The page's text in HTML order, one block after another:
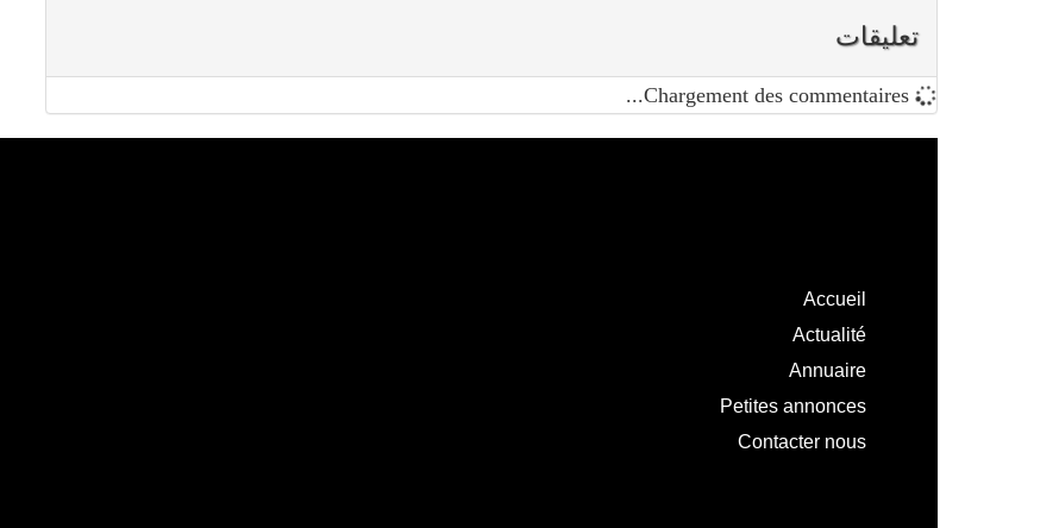
تعليقات
Accueil
Actualité
Annuaire
Petites annonces
Contacter nous